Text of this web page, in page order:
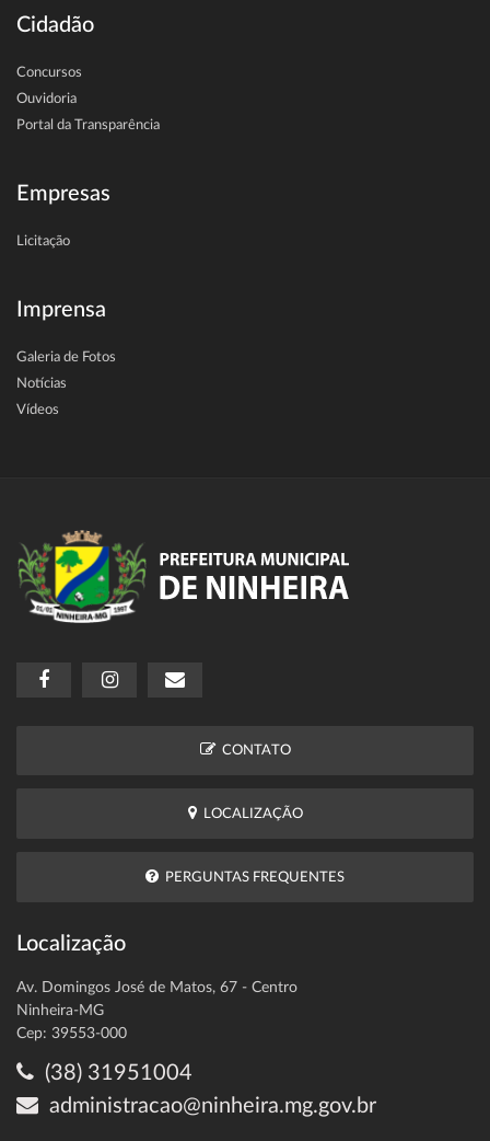
Cidadão
Concursos
Ouvidoria
Portal da Transparência
Empresas
Licitação
Imprensa
Galeria de Fotos
Notícias
Vídeos
CONTATO
LOCALIZAÇÃO
PERGUNTAS FREQUENTES
Localização
Av. Domingos José de Matos, 67 - Centro
Ninheira-MG
Cep: 39553-000
(38) 31951004
administracao@ninheira.mg.gov.br